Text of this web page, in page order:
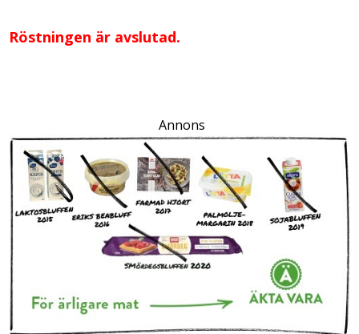
Röstningen är avslutad.
Annons